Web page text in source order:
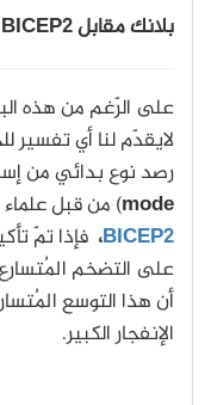
بلانك مقابل BICEP2
على الرّغم من هذه
لايقدّم لنا أي تفسير
رصد نوع بدائي من
mode) من قبل
BICEP2، فإذا تمّ
على التضخم
الإنفجار الكبير.